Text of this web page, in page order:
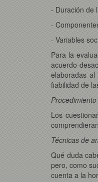
- Duración de
-
- Variables
Para la
acuerdo-
elaboradas
fiabilidad de
Procedimiento
Los
Técnicas de
Qué duda
pero, como
cuenta a la